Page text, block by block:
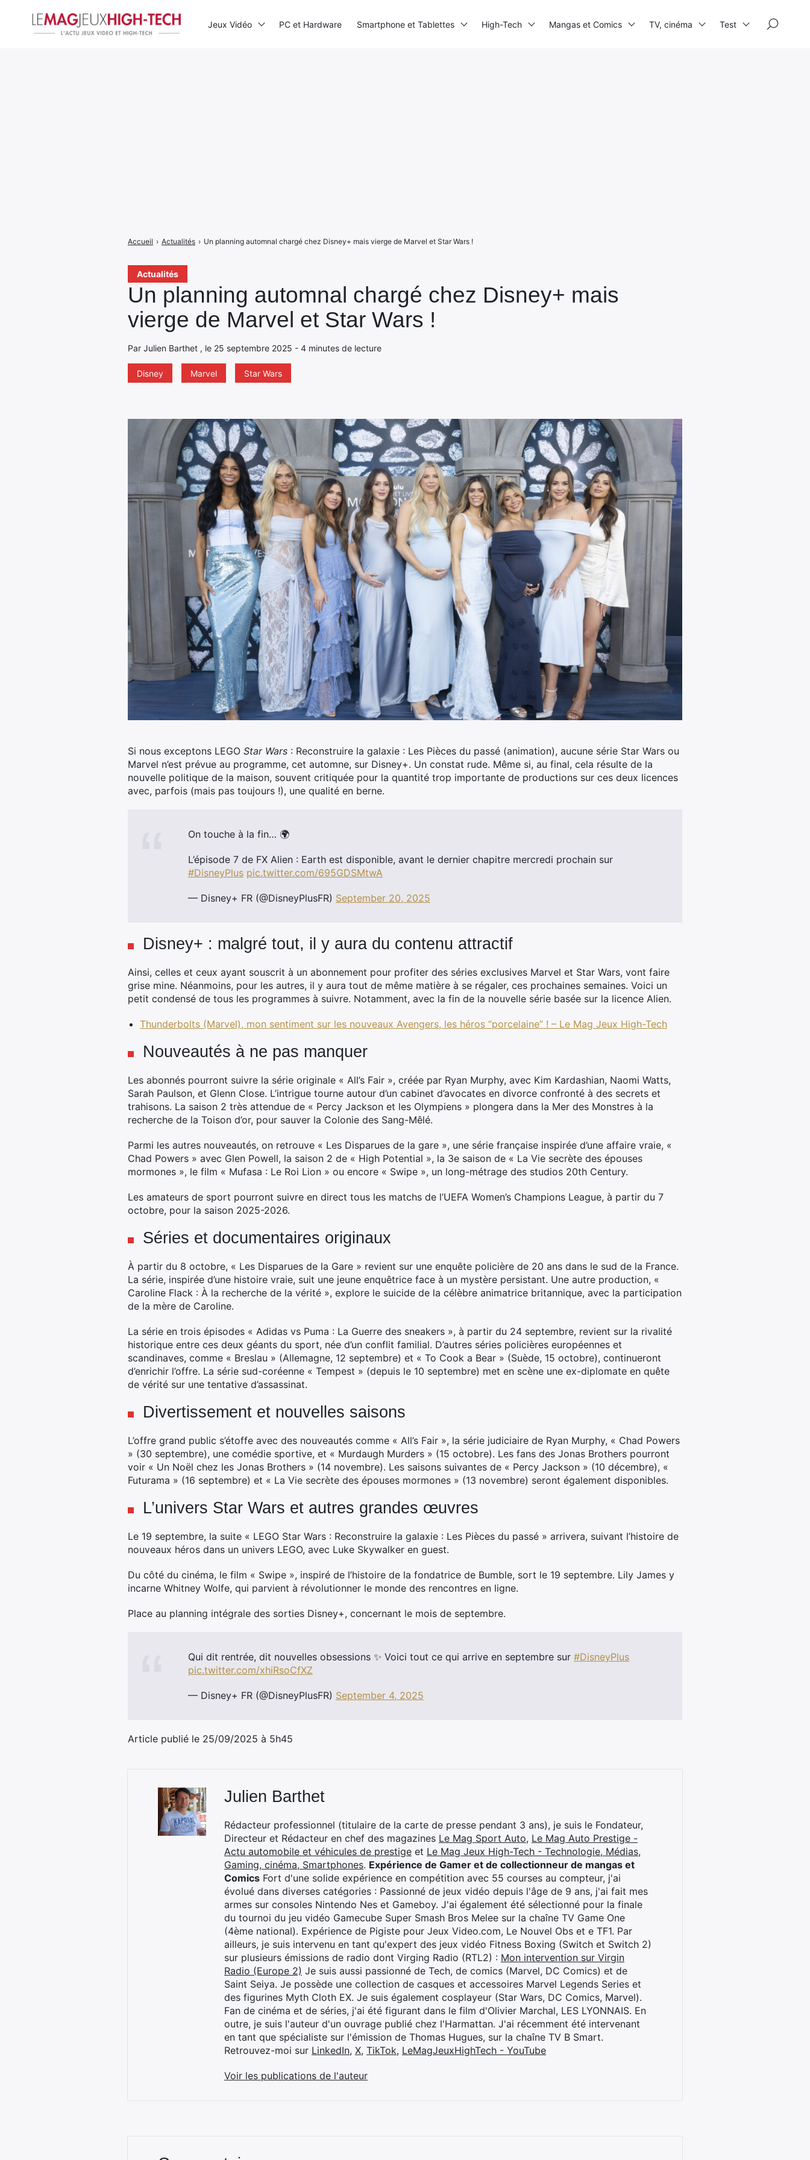
Actualités
Un planning automnal chargé chez Disney+ mais
vierge de Marvel et Star Wars !
Par Julien Barthet , le 25 septembre 2025 - 4 minutes de lecture
Disney Marvel Star Wars
Accueil › Actualités › Un planning automnal chargé chez Disney+ mais vierge de Marvel et Star Wars !
Si nous exceptons LEGO Star Wars : Reconstruire la galaxie : Les Pièces du passé (animation), aucune série Star Wars ou
Marvel n’est prévue au programme, cet automne, sur Disney+. Un constat rude. Même si, au final, cela résulte de la
nouvelle politique de la maison, souvent critiquée pour la quantité trop importante de productions sur ces deux licences
avec, parfois (mais pas toujours !), une qualité en berne.
On touche à la fin… 🌍
L’épisode 7 de FX Alien : Earth est disponible, avant le dernier chapitre mercredi prochain sur
#DisneyPlus pic.twitter.com/695GDSMtwA
— Disney+ FR (@DisneyPlusFR) September 20, 2025
Disney+ : malgré tout, il y aura du contenu attractif
Ainsi, celles et ceux ayant souscrit à un abonnement pour profiter des séries exclusives Marvel et Star Wars, vont faire
grise mine. Néanmoins, pour les autres, il y aura tout de même matière à se régaler, ces prochaines semaines. Voici un
petit condensé de tous les programmes à suivre. Notamment, avec la fin de la nouvelle série basée sur la licence Alien.
Thunderbolts (Marvel), mon sentiment sur les nouveaux Avengers, les héros “porcelaine” ! – Le Mag Jeux High-Tech
Nouveautés à ne pas manquer
Les abonnés pourront suivre la série originale « All’s Fair », créée par Ryan Murphy, avec Kim Kardashian, Naomi Watts,
Sarah Paulson, et Glenn Close. L’intrigue tourne autour d’un cabinet d’avocates en divorce confronté à des secrets et
trahisons. La saison 2 très attendue de « Percy Jackson et les Olympiens » plongera dans la Mer des Monstres à la
recherche de la Toison d’or, pour sauver la Colonie des Sang-Mêlé.
Parmi les autres nouveautés, on retrouve « Les Disparues de la gare », une série française inspirée d’une affaire vraie, «
Chad Powers » avec Glen Powell, la saison 2 de « High Potential », la 3e saison de « La Vie secrète des épouses
mormones », le film « Mufasa : Le Roi Lion » ou encore « Swipe », un long-métrage des studios 20th Century.
Les amateurs de sport pourront suivre en direct tous les matchs de l’UEFA Women’s Champions League, à partir du 7
octobre, pour la saison 2025-2026.
Séries et documentaires originaux
À partir du 8 octobre, « Les Disparues de la Gare » revient sur une enquête policière de 20 ans dans le sud de la France.
La série, inspirée d’une histoire vraie, suit une jeune enquêtrice face à un mystère persistant. Une autre production, «
Caroline Flack : À la recherche de la vérité », explore le suicide de la célèbre animatrice britannique, avec la participation
de la mère de Caroline.
La série en trois épisodes « Adidas vs Puma : La Guerre des sneakers », à partir du 24 septembre, revient sur la rivalité
historique entre ces deux géants du sport, née d’un conflit familial. D’autres séries policières européennes et
scandinaves, comme « Breslau » (Allemagne, 12 septembre) et « To Cook a Bear » (Suède, 15 octobre), continueront
d’enrichir l’offre. La série sud-coréenne « Tempest » (depuis le 10 septembre) met en scène une ex-diplomate en quête
de vérité sur une tentative d’assassinat.
Divertissement et nouvelles saisons
L’offre grand public s’étoffe avec des nouveautés comme « All’s Fair », la série judiciaire de Ryan Murphy, « Chad Powers
» (30 septembre), une comédie sportive, et « Murdaugh Murders » (15 octobre). Les fans des Jonas Brothers pourront
voir « Un Noël chez les Jonas Brothers » (14 novembre). Les saisons suivantes de « Percy Jackson » (10 décembre), «
Futurama » (16 septembre) et « La Vie secrète des épouses mormones » (13 novembre) seront également disponibles.
L’univers Star Wars et autres grandes œuvres
Le 19 septembre, la suite « LEGO Star Wars : Reconstruire la galaxie : Les Pièces du passé » arrivera, suivant l’histoire de
nouveaux héros dans un univers LEGO, avec Luke Skywalker en guest.
Du côté du cinéma, le film « Swipe », inspiré de l’histoire de la fondatrice de Bumble, sort le 19 septembre. Lily James y
incarne Whitney Wolfe, qui parvient à révolutionner le monde des rencontres en ligne.
Place au planning intégrale des sorties Disney+, concernant le mois de septembre.
Qui dit rentrée, dit nouvelles obsessions ✨ Voici tout ce qui arrive en septembre sur #DisneyPlus
pic.twitter.com/xhiRsoCfXZ
— Disney+ FR (@DisneyPlusFR) September 4, 2025
Article publié le 25/09/2025 à 5h45
Julien Barthet
Rédacteur professionnel (titulaire de la carte de presse pendant 3 ans), je suis le Fondateur,
Directeur et Rédacteur en chef des magazines Le Mag Sport Auto, Le Mag Auto Prestige -
Actu automobile et véhicules de prestige et Le Mag Jeux High-Tech - Technologie, Médias,
Gaming, cinéma, Smartphones. Expérience de Gamer et de collectionneur de mangas et
Comics Fort d'une solide expérience en compétition avec 55 courses au compteur, j'ai
évolué dans diverses catégories : Passionné de jeux vidéo depuis l'âge de 9 ans, j'ai fait mes
armes sur consoles Nintendo Nes et Gameboy. J'ai également été sélectionné pour la finale
du tournoi du jeu vidéo Gamecube Super Smash Bros Melee sur la chaîne TV Game One
(4ème national). Expérience de Pigiste pour Jeux Video.com, Le Nouvel Obs et e TF1. Par
ailleurs, je suis intervenu en tant qu'expert des jeux vidéo Fitness Boxing (Switch et Switch 2)
sur plusieurs émissions de radio dont Virging Radio (RTL2) : Mon intervention sur Virgin
Radio (Europe 2) Je suis aussi passionné de Tech, de comics (Marvel, DC Comics) et de
Saint Seiya. Je possède une collection de casques et accessoires Marvel Legends Series et
des figurines Myth Cloth EX. Je suis également cosplayeur (Star Wars, DC Comics, Marvel).
Fan de cinéma et de séries, j'ai été figurant dans le film d'Olivier Marchal, LES LYONNAIS. En
outre, je suis l'auteur d'un ouvrage publié chez l'Harmattan. J'ai récemment été intervenant
en tant que spécialiste sur l'émission de Thomas Hugues, sur la chaîne TV B Smart.
Retrouvez-moi sur LinkedIn, X, TikTok, LeMagJeuxHighTech - YouTube
Voir les publications de l'auteur
Jeux Vidéo PC et Hardware Smartphone et Tablettes High-Tech Mangas et Comics TV, cinéma Test